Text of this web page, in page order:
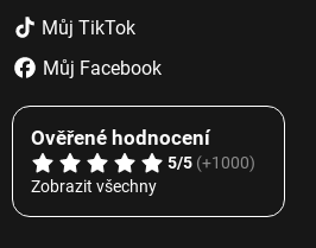
Můj TikTok
Můj Facebook
Ověřené hodnocení
5/5 (+1000)
Zobrazit všechny